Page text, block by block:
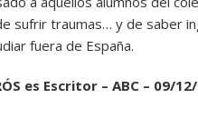
sufrir traumas… y de saber
fuera de España.
es Escritor – ABC – 09/